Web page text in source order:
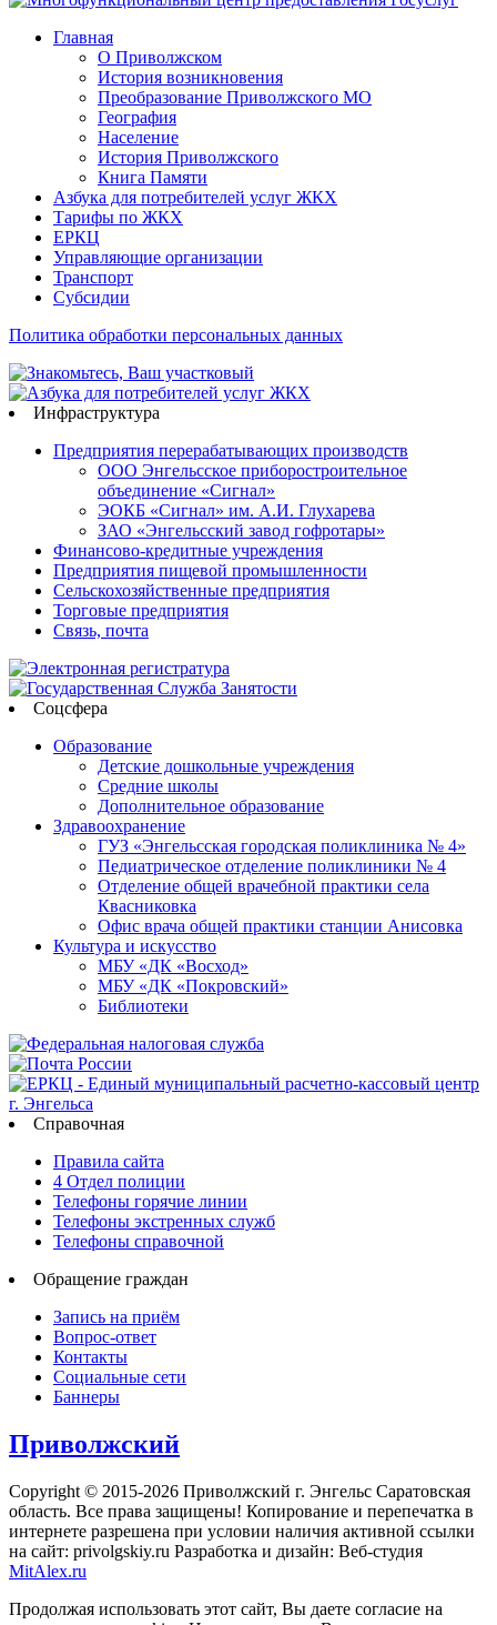
Главная
О Приволжском
История возникновения
Преобразование Приволжского МО
География
Население
История Приволжского
Книга Памяти
Азбука для потребителей услуг ЖКХ
Тарифы по ЖКХ
ЕРКЦ
Управляющие организации
Транспорт
Субсидии
Политика обработки персональных данных
Инфраструктура
Предприятия перерабатывающих производств
ООО Энгельсское приборостроительное
объединение «Сигнал»
ЭОКБ «Сигнал» им. А.И. Глухарева
ЗАО «Энгельсский завод гофротары»
Финансово-кредитные учреждения
Предприятия пищевой промышленности
Сельскохозяйственные предприятия
Торговые предприятия
Связь, почта
Соцсфера
Образование
Детские дошкольные учреждения
Средние школы
Дополнительное образование
Здравоохранение
ГУЗ «Энгельсская городская поликлиника № 4»
Педиатрическое отделение поликлиники № 4
Отделение общей врачебной практики села
Квасниковка
Офис врача общей практики станции Анисовка
Культура и искусство
МБУ «ДК «Восход»
МБУ «ДК «Покровский»
Библиотеки
Справочная
Правила сайта
4 Отдел полиции
Телефоны горячие линии
Телефоны экстренных служб
Телефоны справочной
Обращение граждан
Запись на приём
Вопрос-ответ
Контакты
Социальные сети
Баннеры
Приволжский
Copyright © 2015-2026 Приволжский г. Энгельс Саратовская
область. Все права защищены! Копирование и перепечатка в
интернете разрешена при условии наличия активной ссылки
на сайт: privolgskiy.ru Разработка и дизайн: Веб-студия
MitAlex.ru
Продолжая использовать этот сайт, Вы даете согласие на